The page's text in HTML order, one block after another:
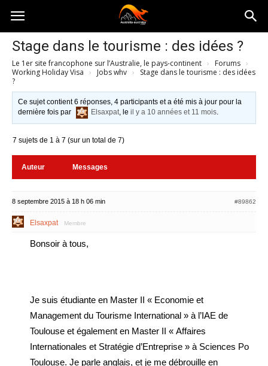
Australia-
australie.com
Stage dans le tourisme : des idées ?
Le 1er site francophone sur l’Australie, le pays-continent › Forums ›
Working Holiday Visa › Jobs whv ›
Stage dans le tourisme : des idées
?
Ce sujet contient 6 réponses, 4 participants et a été mis à jour pour la
dernière fois par
Elsaxpat, leil y a 10 années et 11 mois.
7 sujets de 1 à 7 (sur un total de 7)
Auteur Messages
8 septembre 2015 à 18 h 06 min #89862
Elsaxpat Membre
Bonsoir à tous,
Je suis étudiante en Master II « Economie et
Management du Tourisme International » à l’IAE de
Toulouse et également en Master II « Affaires
Internationales et Stratégie d’Entreprise » à Sciences Po
Toulouse. Je parle anglais, et je me débrouille en